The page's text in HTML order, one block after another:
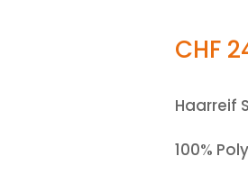
CHF
Haarreif
100%